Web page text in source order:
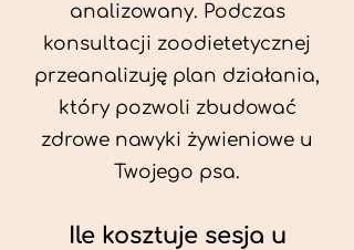
analizowany. Podczas
konsultacji zoodietetycznej
przeanalizuję plan działania,
który pozwoli zbudować
zdrowe nawyki żywieniowe u
Twojego psa.
Ile kosztuje sesja u